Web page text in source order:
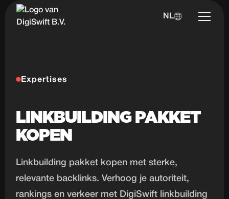
NL
Expertises
LINKBUILDING PAKKET
KOPEN
Linkbuilding pakket kopen met sterke,
relevante backlinks. Verhoog je autoriteit,
rankings en verkeer met DigiSwift linkbuilding